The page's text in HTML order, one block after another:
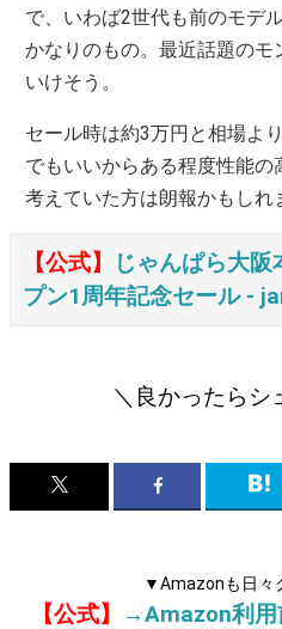
で、いわば2世代も前のモデ
かなりのもの。最近話題のモ
いけそう。
セール時は約3万円と相場よ
でもいいからある程度性能の
考えていた方は朗報かもしれ
【公式】
じゃんぱら大
プン1周年記念セール ‐
＼良かったらシ
▼Amazonも日々
【公式】 →Amazon利用